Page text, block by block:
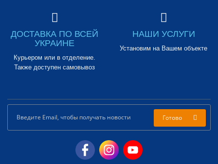
ДОСТАВКА ПО ВСЕЙ
УКРАИНЕ
Курьером или в отделение.
Также доступен самовывоз
НАШИ УСЛУГИ
Установим на Вашем объекте
Готово